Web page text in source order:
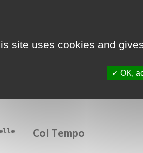
Mougenot et Ariane Michel,
Vincent Epplay, Hans
et le Frac Franche-Comté
s’associent pour proposer
Col Tempo
site uses cookies and
OK,